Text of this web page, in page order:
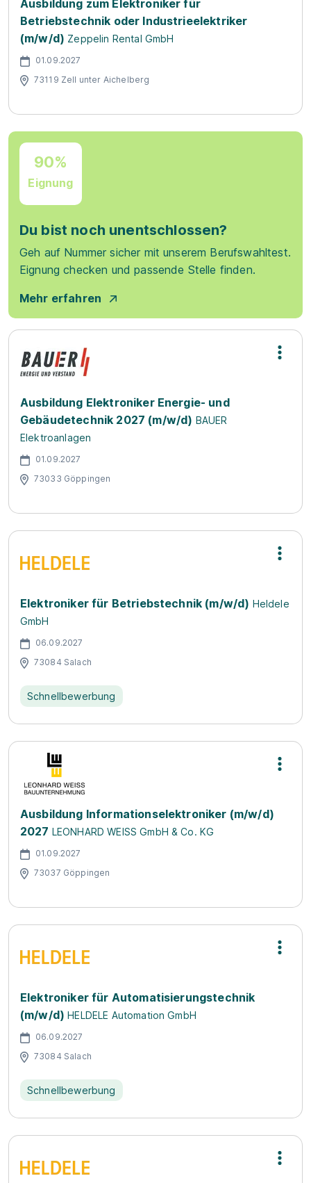
Ausbildung zum Elektroniker für
Betriebstechnik oder Industrieelektriker
(m/w/d) Zeppelin Rental GmbH
01.09.2027
73119 Zell unter Aichelberg
90%
Eignung
Du bist noch unentschlossen?
Geh auf Nummer sicher mit unserem Berufswahltest.
Eignung checken und passende Stelle finden.
Mehr erfahren
Ausbildung Elektroniker Energie- und
Gebäudetechnik 2027 (m/w/d) BAUER
Elektroanlagen
01.09.2027
73033 Göppingen
Elektroniker für Be­triebs­tech­nik (m/w/d) Heldele
GmbH
06.09.2027
73084 Salach
Schnellbewerbung
Ausbildung Informationselektroniker (m/w/d)
2027 LEONHARD WEISS GmbH & Co. KG
01.09.2027
73037 Göppingen
Elektroniker für Automatisierungstechnik
(m/w/d) HELDELE Automation GmbH
06.09.2027
73084 Salach
Schnellbewerbung